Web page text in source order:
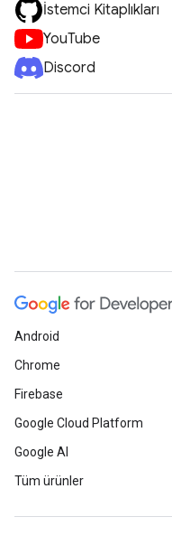
İstemci Kitaplıkları
YouTube
Discord
Android
Chrome
Firebase
Google Cloud Platform
Google AI
Tüm ürünler